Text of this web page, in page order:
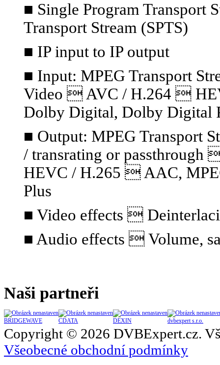
■ Single Program Transport
Transport Stream (SPTS)
■ IP input to IP output
■ Input: MPEG Transport
Video  AVC / H.264 
Dolby Digital, Dolby Digital
■ Output: MPEG Transport
/ transrating or
HEVC / H.265  AAC,
Plus
■ Video effects 
■ Audio effects  Volume,
Naši partneři
BRIDGEWAVE CDATA DEXIN dvbexpert s.r.o.
Copyright © 2026 DVBExpert.cz.
Všeobecné obchodní podmínky